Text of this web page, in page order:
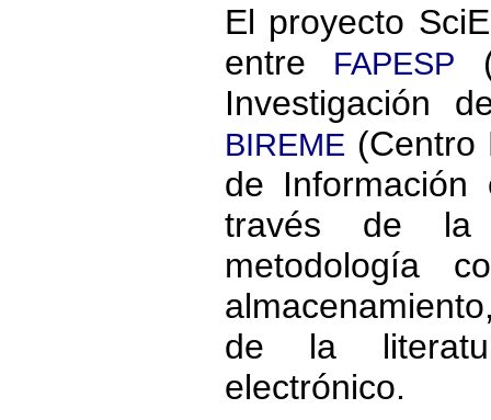
El proyecto
entre
FAPESP
Investigación
BIREME (Centro
de
través de la
metodología
de la
electrónico.